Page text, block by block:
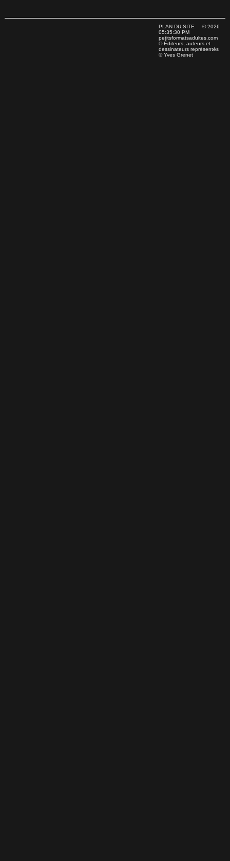
PLAN DU SITE © 2026
05:35:30 PM
petitsformatsadultes.com
© Éditeurs, auteurs et
dessinateurs représentés
© Yves Grenet